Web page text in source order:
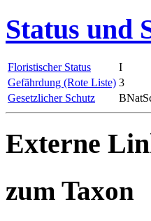
Status und
Floristischer Status I
Gefährdung (Rote Liste) 3
Gesetzlicher Schutz
Externe
zum Taxon